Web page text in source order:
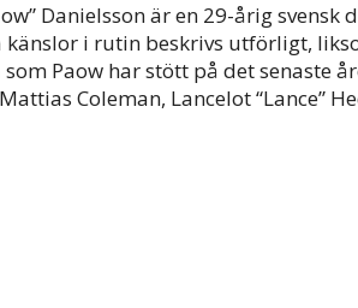
Danielsson är en 29-årig
i rutin beskrivs utförligt,
Paow har stött på det senaste
Coleman, Lancelot “Lance”